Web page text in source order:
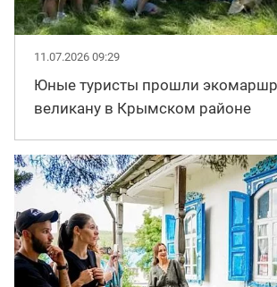
11.07.2026 09:29
Юные туристы прошли
великану в Крымском районе